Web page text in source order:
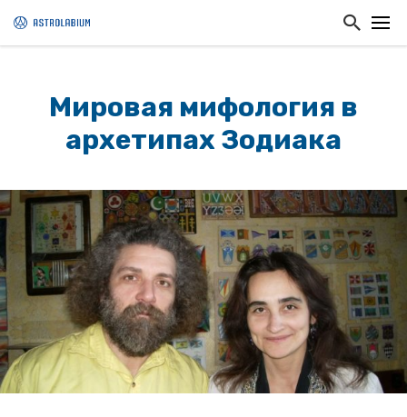
Мировая мифология в
архетипах Зодиака